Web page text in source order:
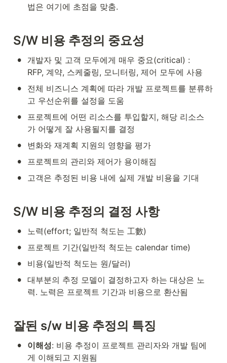
법은 여기에 초점을 맞춤.
S/W 비용 추정의 중요성
•
개발자 및 고객 모두에게 매우 중요(critical) :
RFP, 계약, 스케줄링, 모니터링, 제어 모두에 사용
•
전체 비즈니스 계획에 따라 개발 프로젝트를 분류하
고 우선순위를 설정을 도움
•
프로젝트에 어떤 리소스를 투입할지, 해당 리소스
가 어떻게 잘 사용될지를 결정
• 변화와 재계획 지원의 영향을 평가
• 프로젝트의 관리와 제어가 용이해짐
• 고객은 추정된 비용 내에 실제 개발 비용을 기대
S/W 비용 추정의 결정 사항
• 노력(effort; 일반적 척도는 工數)
• 프로젝트 기간(일반적 척도는 calendar time)
• 비용(일반적 척도는 원/달러)
• 대부분의 추정 모델이 결정하고자 하는 대상은 노
력. 노력은 프로젝트 기간과 비용으로 환산됨
잘된 s/w 비용 추정의 특징
• 이해성: 비용 추정이 프로젝트 관리자와 개발 팀에
게 이해되고 지원됨